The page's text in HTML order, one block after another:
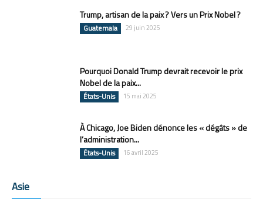
Trump, artisan de la paix ? Vers un Prix Nobel ?
Guatemala 29 juin 2025
Pourquoi Donald Trump devrait recevoir le prix
Nobel de la paix...
États-Unis 15 mai 2025
À Chicago, Joe Biden dénonce les « dégâts » de
l’administration...
États-Unis 16 avril 2025
Asie